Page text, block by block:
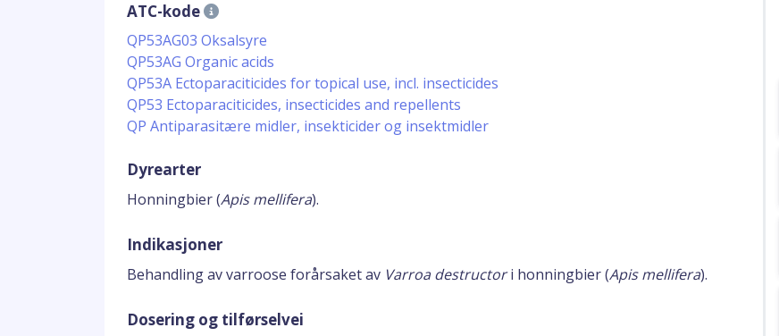
ATC-kode
QP53AG03 Oksalsyre
QP53AG Organic acids
QP53A Ectoparaciticides for topical use, incl. insecticides
QP53 Ectoparaciticides, insecticides and repellents
QP Antiparasitære midler, insekticider og insektmidler
Dyrearter
Honningbier (Apis mellifera).
Indikasjoner
Behandling av varroose forårsaket av Varroa destructori honningbier (Apis mellifera).
Dosering og tilførselvei